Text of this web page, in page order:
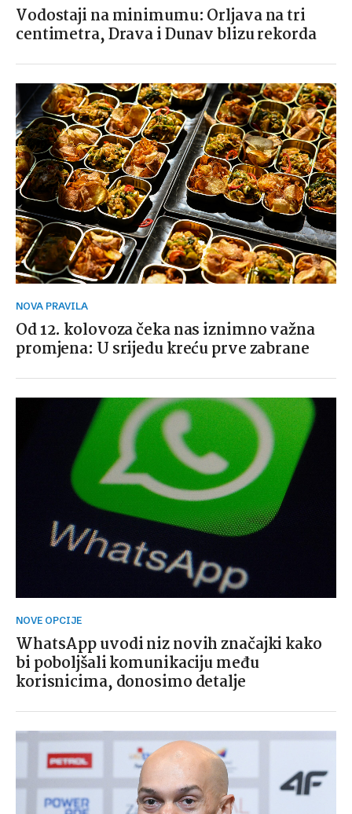
Vodostaji na minimumu: Orljava na tri
centimetra, Drava i Dunav blizu rekorda
NOVA PRAVILA
Od 12. kolovoza čeka nas iznimno važna
promjena: U srijedu kreću prve zabrane
NOVE OPCIJE
WhatsApp uvodi niz novih značajki kako
bi poboljšali komunikaciju među
korisnicima, donosimo detalje